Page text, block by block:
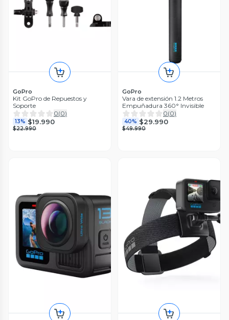
GoPro
Kit GoPro de Repuestos y
Soporte
0(0)
13% $19.990
$22.990
GoPro
Vara de extensión 1.2 Metros
Empuñadura 360° Invisible
0(0)
40% $29.990
$49.990